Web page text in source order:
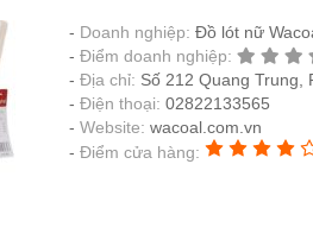
Doanh nghiệp: Đồ lót nữ
Điểm doanh nghiệp:
Địa chỉ: Số 212 Quang Trung,
Điện thoại: 02822133565
Website: wacoal.com.vn
Điểm cửa hàng: